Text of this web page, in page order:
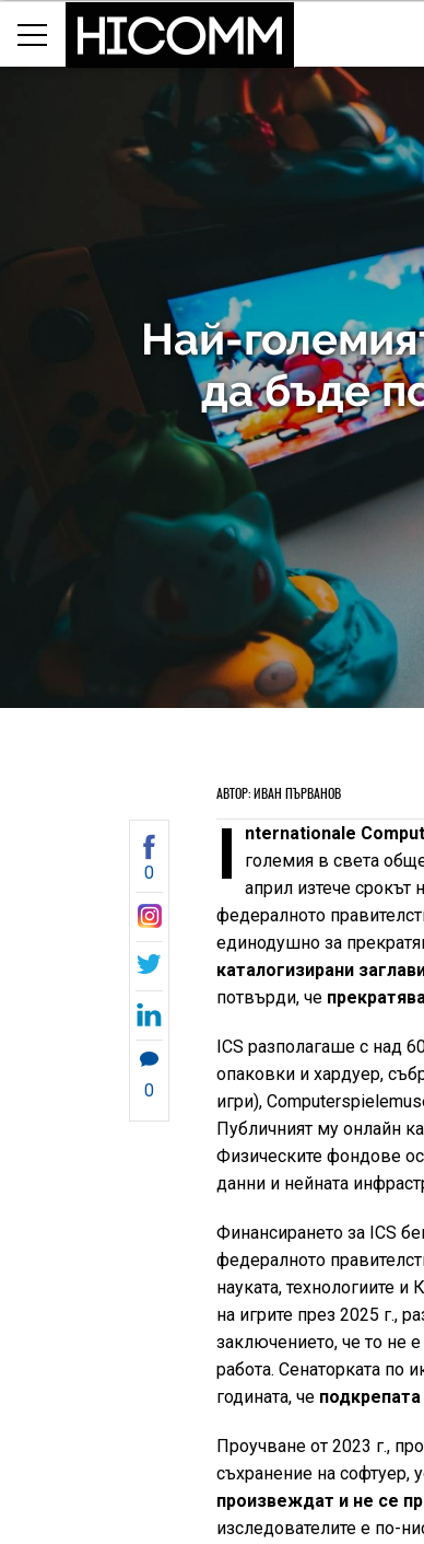
Най-
да бъде
АВТОР: ИВАН ПЪРВАНОВ
0
0
I nternationale
големия в света
април изтече срокът
федералното
единодушно за
каталогизирани
потвърди, че
ICS разполагаше с над
опаковки и хардуер,
игри),
Публичният му онлайн
Физическите фондове
данни и нейната
Финансирането за ICS
федералното
науката, технологиите и
на игрите през 2025 г.,
заключението, че то не
работа. Сенаторката по
годината, че
Проучване от 2023 г.,
съхранение на софтуер,
произвеждат и не се
изследователите е по-